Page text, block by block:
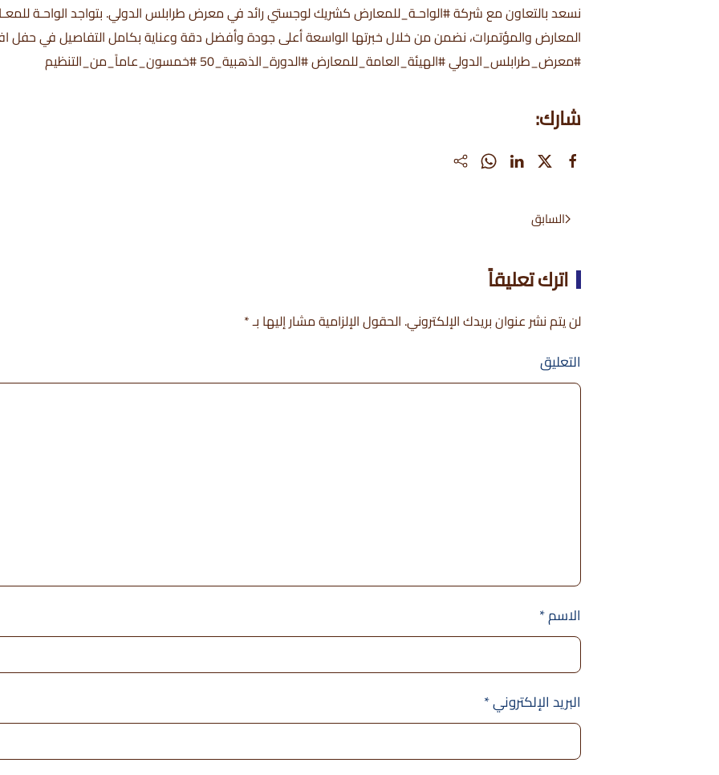
نسعد بالتعاون مع شركة #الواحـة_للمعارض كشريك لوجستي رائد في معرض طرابلس الدولي. بتواجد الواحـة
#معرض_طرابلس_الدولي #الهيئة_العامة_للمعارض #الدورة_الذهبية_50 #خمسون_عاماً_من_التنظيم
شارك:
السابق
اترك تعليقاً
لن يتم نشر عنوان بريدك الإلكتروني. الحقول الإلزامية مشار إليها بـ*
التعليق
الاسم*
البريد الإلكتروني*